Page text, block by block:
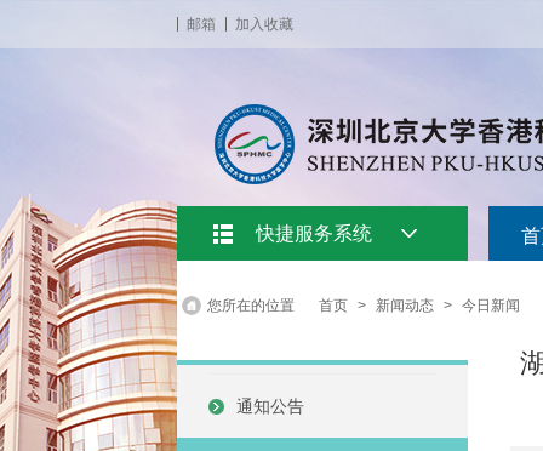
邮箱 加入收藏
快捷服务系统
您所在的位置 首页 > 新闻动态 > 今日新闻
通知公告